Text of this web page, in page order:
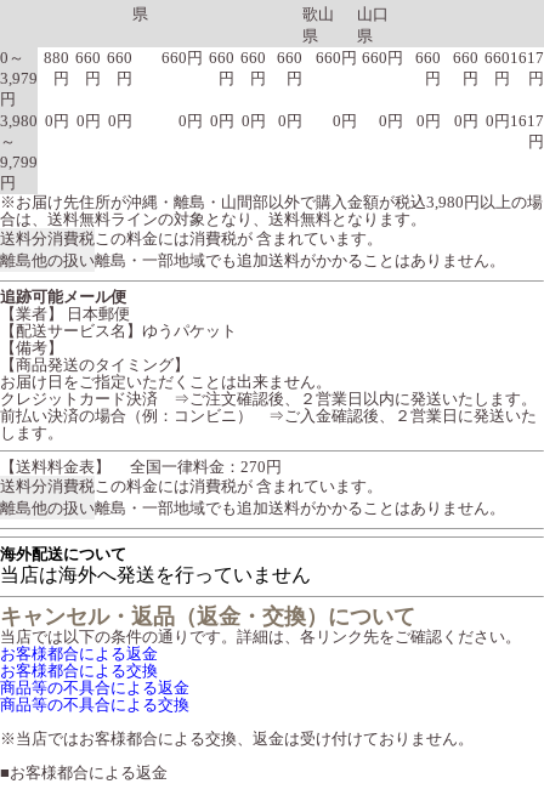
県
歌山
県
山口
県
0～
3,979
円
880
円
660
円
660
円
660円 660
円
660
円
660
円
660円 660円
660
円
660
円
660
円
1617
円
3,980
～
9,799
円
0円 0円 0円 0円 0円 0円 0円 0円 0円 0円 0円 0円 1617
円
※お届け先住所が沖縄・離島・山間部以外で購入金額が税込3,980円以上の場
合は、送料無料ラインの対象となり、送料無料となります。
送料分消費税この料金には消費税が 含まれています。
離島他の扱い離島・一部地域でも追加送料がかかることはありません。
追跡可能メール便
【業者】 日本郵便
【配送サービス名】ゆうパケット
【備考】
【商品発送のタイミング】
お届け日をご指定いただくことは出来ません。
クレジットカード決済 ⇒ご注文確認後、２営業日以内に発送いたします。
前払い決済の場合（例：コンビニ） ⇒ご入金確認後、２営業日に発送いた
します。
【送料料金表】
全国一律料金：270円
送料分消費税この料金には消費税が 含まれています。
離島他の扱い離島・一部地域でも追加送料がかかることはありません。
海外配送について
当店は海外へ発送を行っていません
キャンセル・返品（返金・交換）について
当店では以下の条件の通りです。詳細は、各リンク先をご確認ください。
お客様都合による返金
お客様都合による交換
商品等の不具合による返金
商品等の不具合による交換
※当店ではお客様都合による交換、返金は受け付けておりません。
■お客様都合による返金